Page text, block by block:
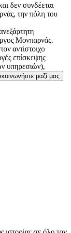
δεν συνδέεται
την πόλη του
Μονπαρνάς.
αντίστοιχο
επίσκεψης
υπηρεσιών),
μαζί μας